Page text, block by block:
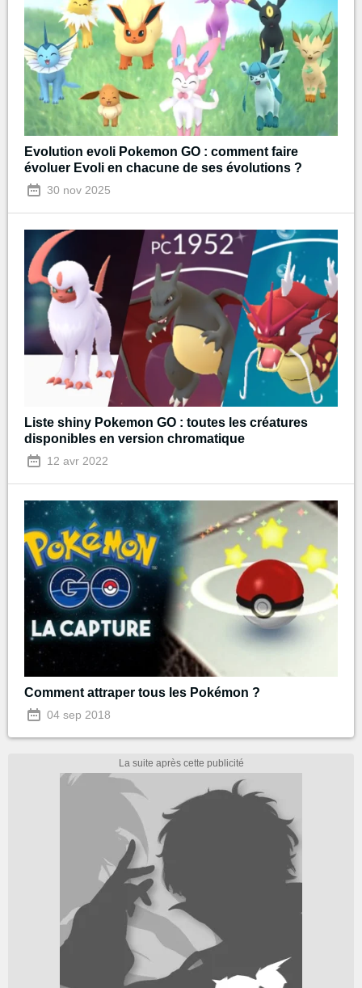
Evolution evoli Pokemon GO : comment faire
évoluer Evoli en chacune de ses évolutions ?
30 nov 2025
Liste shiny Pokemon GO : toutes les créatures
disponibles en version chromatique
12 avr 2022
Comment attraper tous les Pokémon ?
04 sep 2018